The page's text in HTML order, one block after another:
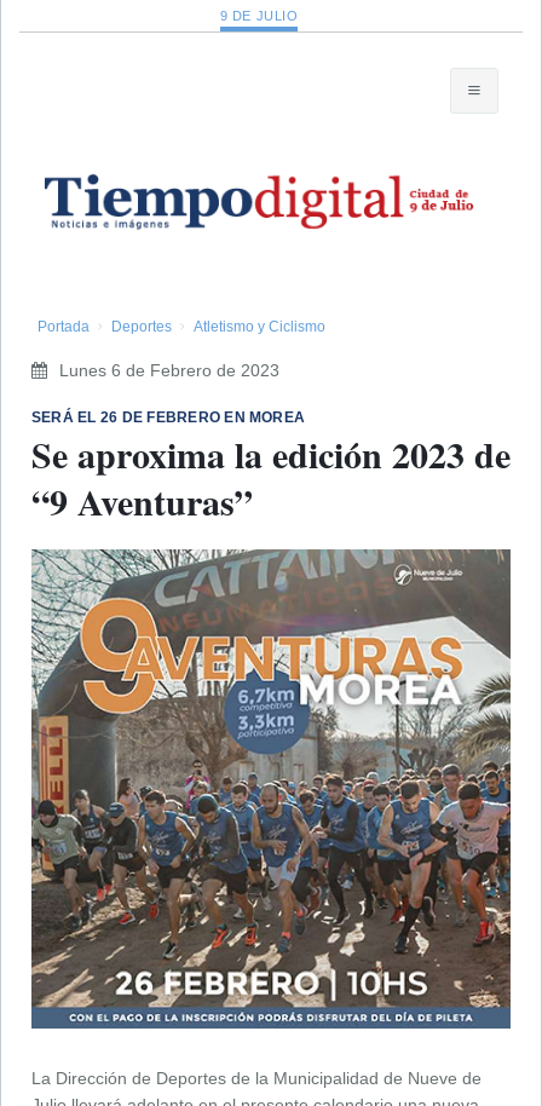
9 DE JULIO
Portada Deportes Atletismo y Ciclismo
Lunes 6 de Febrero de 2023
SERÁ EL 26 DE FEBRERO EN MOREA
Se aproxima la edición 2023 de
“9 Aventuras”
La Dirección de Deportes de la Municipalidad de Nueve de